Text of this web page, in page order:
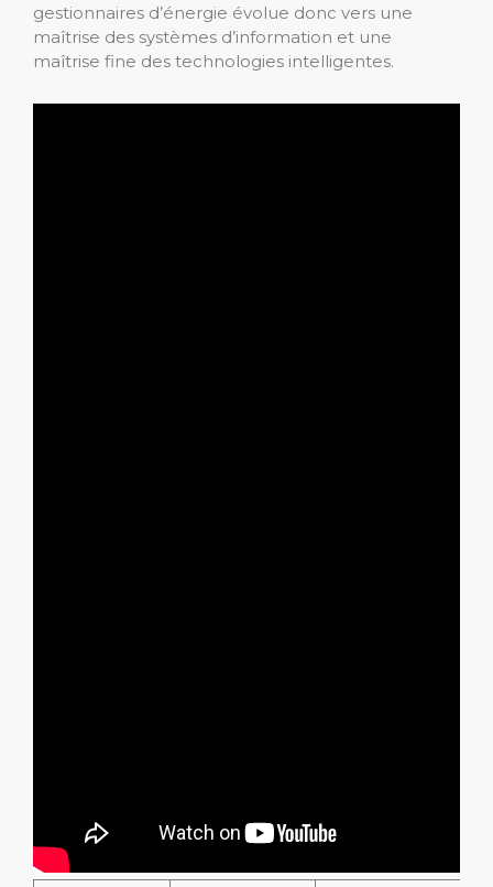
gestionnaires d’énergie évolue donc vers une
maîtrise des systèmes d’information et une
maîtrise fine des technologies intelligentes.